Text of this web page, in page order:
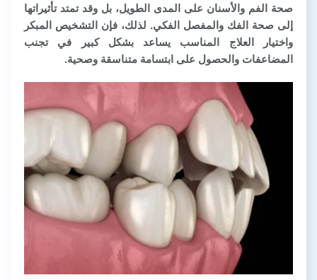
صحة الفم والأسنان على المدى الطويل، بل وقد تمتد تأثيراتها
إلى صحة الفك والمفصل الفكي. لذلك، فإن التشخيص المبكر
واختيار العلاج المناسب يساعد بشكل كبير في تجنب
المضاعفات والحصول على ابتسامة متناسقة وصحية.